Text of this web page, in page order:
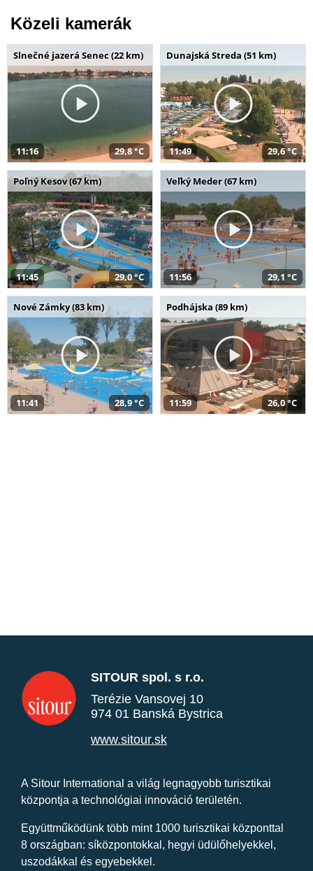
Közeli kamerák
Slnečné jazerá Senec (22 km)
11:16 29,8 °C
Dunajská Streda (51 km)
11:49 29,6 °C
Poľný Kesov (67 km)
11:45 29,0 °C
Veľký Meder (67 km)
11:56 29,1 °C
Nové Zámky (83 km)
11:41 28,9 °C
Podhájska (89 km)
11:59 26,0 °C
SITOUR spol. s r.o.
Terézie Vansovej 10
974 01 Banská Bystrica
www.sitour.sk
A Sitour International a világ legnagyobb turisztikai
központja a technológiai innováció területén.
Együttműködünk több mint 1000 turisztikai központtal
8 országban: síközpontokkal, hegyi üdülőhelyekkel,
uszodákkal és egyebekkel.